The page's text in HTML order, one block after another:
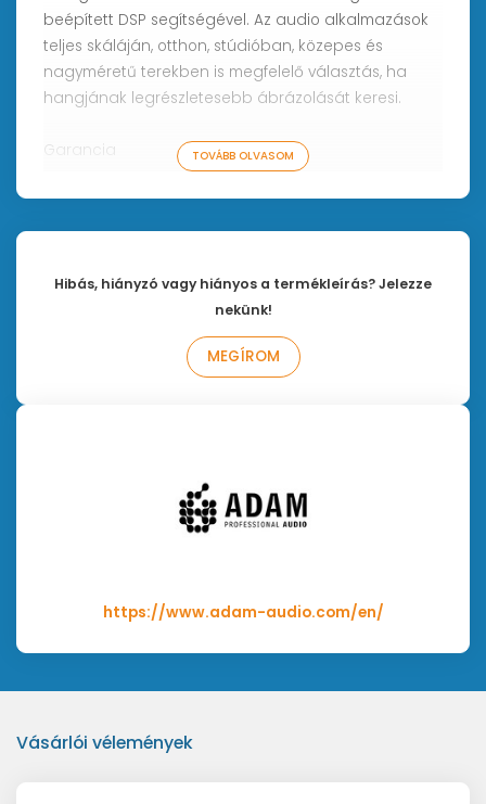
beépített DSP segítségével. Az audio alkalmazások
teljes skáláján, otthon, stúdióban, közepes és
nagyméretű terekben is megfelelő választás, ha
hangjának legrészletesebb ábrázolását keresi.
Garancia
2 év normál garancia, ami a MyADAM online
felhasználói felületen történő regisztrációval
kiterjeszthető 5 évre.
Bal oldalra való változat!
Frekvenciaátvitel: 40Hz - 45kHz
Beépített DPS processzor
Magas driver: X-ART (forgatható)
Méretek: 274x382x329mm
TOVÁBB OLVASOM
Hibás, hiányzó vagy hiányos a termékleírás? Jelezze
nekünk!
MEGÍROM
https://www.adam-audio.com/en/
Vásárlói vélemények